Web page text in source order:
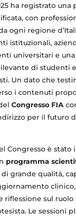
ha registrato una
con
ogni regione
istituzionali,
universitari e
di studenti
Un dato che
i contenuti
Congresso FIA
per il futuro
Congresso è
programma
grande qualità,
riflessione sul ruolo
Le sessioni